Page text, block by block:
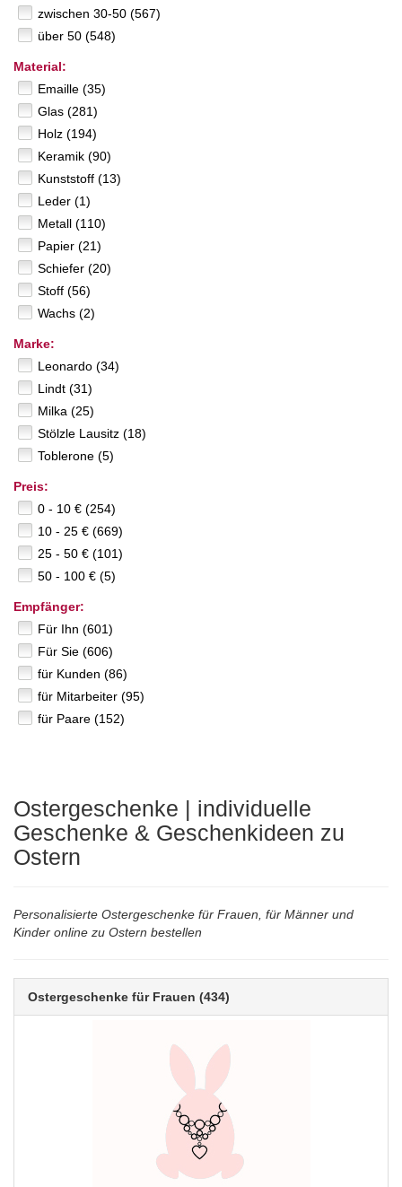
zwischen 30-50 (567)
über 50 (548)
Material:
Emaille (35)
Glas (281)
Holz (194)
Keramik (90)
Kunststoff (13)
Leder (1)
Metall (110)
Papier (21)
Schiefer (20)
Stoff (56)
Wachs (2)
Marke:
Leonardo (34)
Lindt (31)
Milka (25)
Stölzle Lausitz (18)
Toblerone (5)
Preis:
0 - 10 € (254)
10 - 25 € (669)
25 - 50 € (101)
50 - 100 € (5)
Empfänger:
Für Ihn (601)
Für Sie (606)
für Kunden (86)
für Mitarbeiter (95)
für Paare (152)
Ostergeschenke | individuelle
Geschenke & Geschenkideen zu
Ostern
Personalisierte Ostergeschenke für Frauen, für Männer und
Kinder online zu Ostern bestellen
Ostergeschenke für Frauen (434)